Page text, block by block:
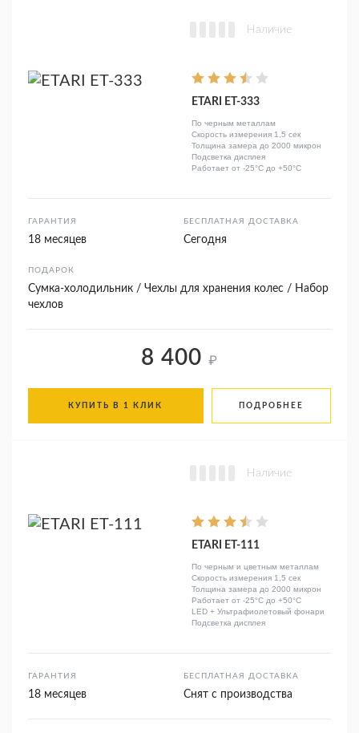
Наличие
ETARI ЕТ-333
По черным металлам
Скорость измерения 1,5 сек
Толщина замера до 2000 микрон
Подсветка дисплея
Работает от -25°C до +50°C
ГАРАНТИЯ
18 месяцев
БЕСПЛАТНАЯ ДОСТАВКА
Сегодня
ПОДАРОК
Сумка-холодильник / Чехлы для хранения колес / Набор
чехлов
8 400 ₽
КУПИТЬ В 1 КЛИК ПОДРОБНЕЕ
Наличие
ETARI ET-111
По черным и цветным металлам
Скорость измерения 1,5 сек
Толщина замера до 2000 микрон
Работает от -25°C до +50°C
LED + Ультрафиолетовый фонари
Подсветка дисплея
ГАРАНТИЯ
18 месяцев
БЕСПЛАТНАЯ ДОСТАВКА
Снят с производства